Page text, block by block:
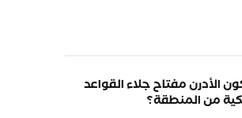
الأدرن مفتاح جلاء القواعد
من المنطقة؟